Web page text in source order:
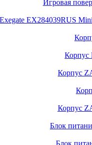
Игровая
EX284039RUS
Корпус
Корпус
Корпус
Блок
Блок